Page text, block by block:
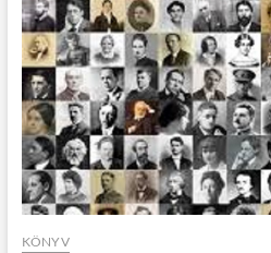
KÖNYV